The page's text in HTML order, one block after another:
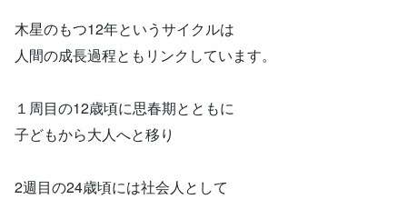
木星のもつ12年というサイクルは
人間の成長過程ともリンクしています。
１周目の12歳頃に思春期とともに
子どもから大人へと移り
2週目の24歳頃には社会人として